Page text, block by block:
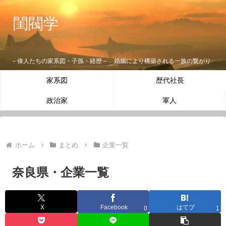
閨閥学
－偉人たちの家系図・子孫・経歴－ 婚姻により構築される一族の繋がり
家系図 歴代社長
政治家 軍人
ホーム まとめ 企業一覧
奈良県・企業一覧
X Facebook 0 はてブ 1